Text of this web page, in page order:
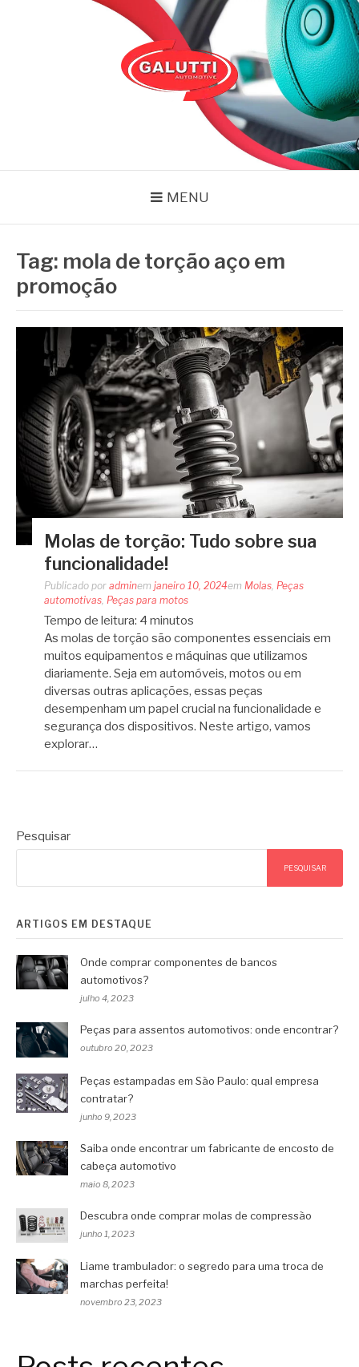
MENU
Tag: mola de torção aço em
promoção
Molas de torção: Tudo sobre sua
funcionalidade!
Publicado por adminem janeiro 10, 2024em Molas Peças
automotivas Peças para motos
Tempo de leitura: 4 minutos
As molas de torção são componentes essenciais em
muitos equipamentos e máquinas que utilizamos
diariamente. Seja em automóveis, motos ou em
diversas outras aplicações, essas peças
desempenham um papel crucial na funcionalidade e
segurança dos dispositivos. Neste artigo, vamos
explorar…
Pesquisar
PESQUISAR
ARTIGOS EM DESTAQUE
Onde comprar componentes de bancos
automotivos?
julho 4, 2023
Peças para assentos automotivos: onde encontrar?
outubro 20, 2023
Peças estampadas em São Paulo: qual empresa
contratar?
junho 9, 2023
Saiba onde encontrar um fabricante de encosto de
cabeça automotivo
maio 8, 2023
Descubra onde comprar molas de compressão
junho 1, 2023
Liame trambulador: o segredo para uma troca de
marchas perfeita!
novembro 23, 2023